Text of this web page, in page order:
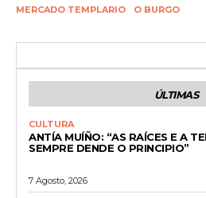
MERCADO TEMPLARIO
O BURGO
ÚLTIMAS
CULTURA
ANTÍA MUÍÑO: “AS RAÍCES E A
SEMPRE DENDE O PRINCIPIO”
7 Agosto, 2026